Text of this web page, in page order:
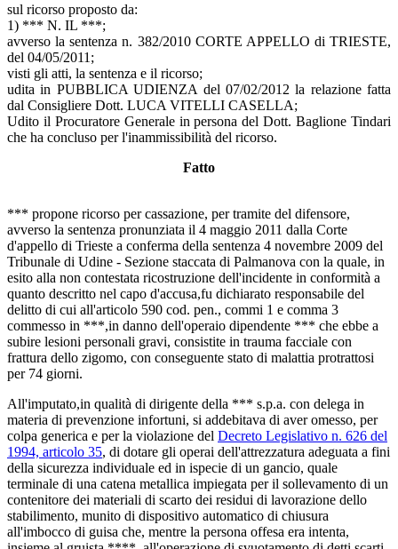
sul ricorso proposto da:
1) *** N. IL ***;
avverso la sentenza n. 382/2010 CORTE APPELLO di TRIESTE,
del 04/05/2011;
visti gli atti, la sentenza e il ricorso;
udita in PUBBLICA UDIENZA del 07/02/2012 la relazione fatta
dal Consigliere Dott. LUCA VITELLI CASELLA;
Udito il Procuratore Generale in persona del Dott. Baglione Tindari
che ha concluso per l'inammissibilità del ricorso.
Fatto
*** propone ricorso per cassazione, per tramite del difensore,
avverso la sentenza pronunziata il 4 maggio 2011 dalla Corte
d'appello di Trieste a conferma della sentenza 4 novembre 2009 del
Tribunale di Udine - Sezione staccata di Palmanova con la quale, in
esito alla non contestata ricostruzione dell'incidente in conformità a
quanto descritto nel capo d'accusa,fu dichiarato responsabile del
delitto di cui all'articolo 590 cod. pen., commi 1 e comma 3
commesso in ***,in danno dell'operaio dipendente *** che ebbe a
subire lesioni personali gravi, consistite in trauma facciale con
frattura dello zigomo, con conseguente stato di malattia protrattosi
per 74 giorni.
All'imputato,in qualità di dirigente della *** s.p.a. con delega in
materia di prevenzione infortuni, si addebitava di aver omesso, per
colpa generica e per la violazione del Decreto Legislativo n. 626 del
1994, articolo 35, di dotare gli operai dell'attrezzatura adeguata a fini
della sicurezza individuale ed in ispecie di un gancio, quale
terminale di una catena metallica impiegata per il sollevamento di un
contenitore dei materiali di scarto dei residui di lavorazione dello
stabilimento, munito di dispositivo automatico di chiusura
all'imbocco di guisa che, mentre la persona offesa era intenta,